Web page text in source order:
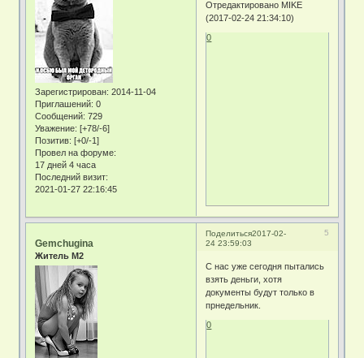
Зарегистрирован: 2014-11-04
Приглашений: 0
Сообщений: 729
Уважение: [+78/-6]
Позитив: [+0/-1]
Провел на форуме:
17 дней 4 часа
Последний визит:
2021-01-27 22:16:45
Отредактировано MIKE
(2017-02-24 21:34:10)
0
Поделиться 5
2017-02-
24 23:59:03
Gemchugina
Житель М2
С нас уже сегодня пытались
взять деньги, хотя
документы будут только в
прнедельник.
0